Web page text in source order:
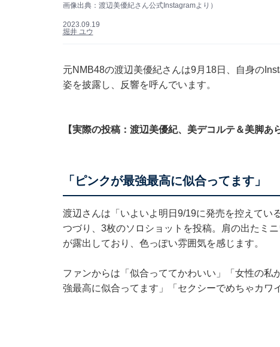
画像出典：渡辺美優紀さん公式Instagramより）
2023.09.19
堀井 ユウ
元NMB48の渡辺美優紀さんは9月18日、自身の
姿を披露し、反響を呼んでいます。
【実際の投稿：渡辺美優紀、美デコルテ＆美脚あ
「ピンクが最強最高に似合ってます」
渡辺さんは「いよいよ明日9/19に発売を控えてい
つづり、3枚のソロショットを投稿。肩の出たミ
が露出しており、色っぽい雰囲気を感じます。
ファンからは「似合っててかわいい」「女性の
強最高に似合ってます」「セクシーでめちゃカワ